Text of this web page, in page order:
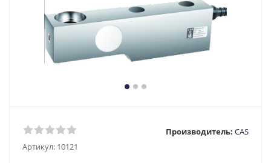
Артикул: 10121
Производитель: CAS